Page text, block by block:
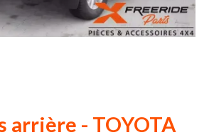
arrière - TOYOTA